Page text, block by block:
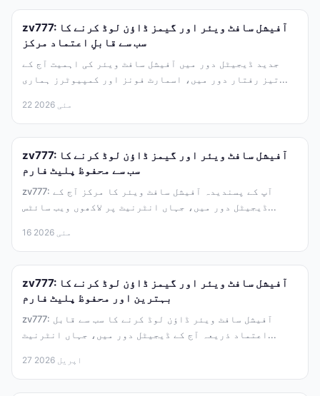
zv777: آفیشل سافٹ ویئر اور گیمز ڈاؤن لوڈ کرنے کا
سب سے قابلِ اعتماد مرکز
جدید ڈیجیٹل دور میں آفیشل سافٹ ویئر کی اہمیت آج کے
تیز رفتار دور میں، اسمارٹ فونز اور کمپیوٹرز ہماری...
22 مئی 2026
zv777: آفیشل سافٹ ویئر اور گیمز ڈاؤن لوڈ کرنے کا
سب سے محفوظ پلیٹ فارم
zv777: آپ کے پسندیدہ آفیشل سافٹ ویئر کا مرکز آج کے
ڈیجیٹل دور میں، جہاں انٹرنیٹ پر لاکھوں ویب سائٹس...
16 مئی 2026
zv777: آفیشل سافٹ ویئر اور گیمز ڈاؤن لوڈ کرنے کا
بہترین اور محفوظ پلیٹ فارم
zv777: آفیشل سافٹ ویئر ڈاؤن لوڈ کرنے کا سب سے قابل
اعتماد ذریعہ آج کے ڈیجیٹل دور میں، جہاں انٹرنیٹ...
27 اپریل 2026